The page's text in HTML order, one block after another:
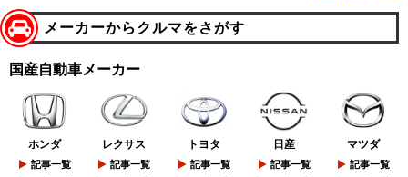
メーカーからクルマをさがす
国産自動車メーカー
ホンダ
記事一覧
レクサス
記事一覧
トヨタ
記事一覧
日産
記事一覧
マツダ
記事一覧